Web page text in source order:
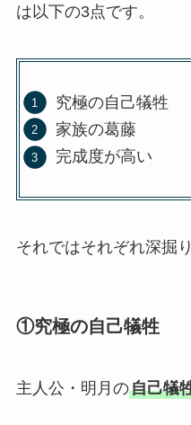
は以下の3点です。
究極の自己犠牲
家族の葛藤
完成度が高い
それではそれぞれ深掘
①究極の自己犠牲
主人公・明月の自己犠